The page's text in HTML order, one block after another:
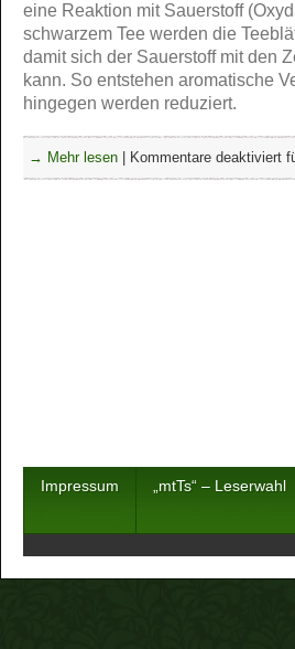
eine Reaktion mit Sauerstoff
schwarzem Tee werden die
damit sich der Sauerstoff mit den
kann. So entstehen aromatische
hingegen werden reduziert.
→ Mehr lesen Kommentare deaktiviert
Impressum „mtTs“ – Leserwahl